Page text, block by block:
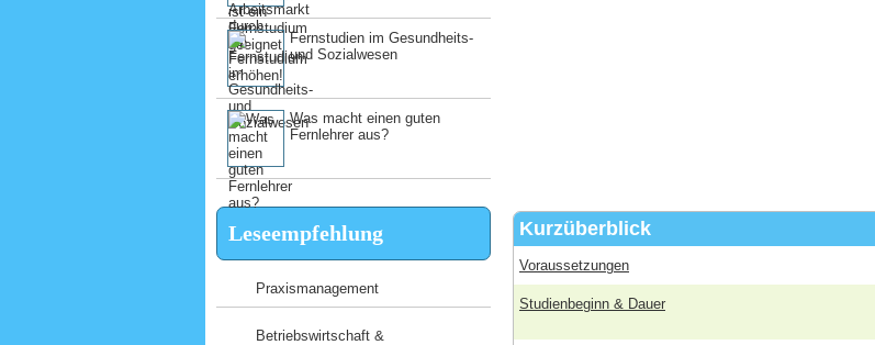
Kurzüberblick
Voraussetzungen
Studienbeginn & Dauer
Fernstudien im Gesundheits-
und Sozialwesen
Was macht einen guten
Fernlehrer aus?
Leseempfehlung
Praxismanagement
Betriebswirtschaft &